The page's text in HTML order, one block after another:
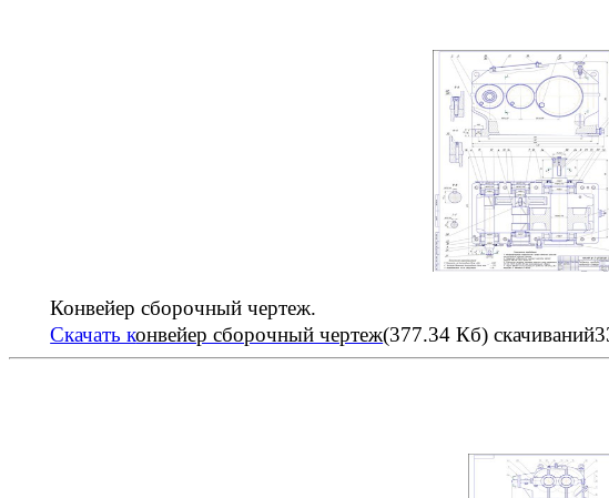
Конвейер сборочный чертеж.
Скачать конвейер сборочный чертеж(377.34 Кб)